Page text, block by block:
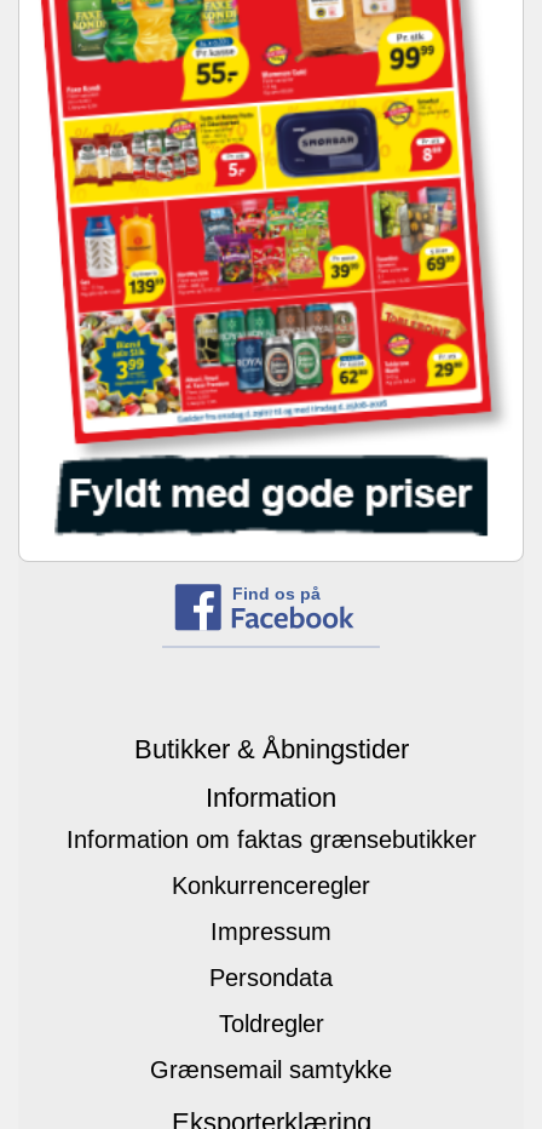
Find os på
Butikker & Åbningstider
Information
Information om faktas grænsebutikker
Konkurrenceregler
Impressum
Persondata
Toldregler
Grænsemail samtykke
Eksporterklæring